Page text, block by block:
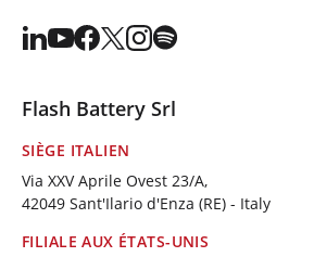
Flash Battery Srl
SIÈGE ITALIEN
Via XXV Aprile Ovest 23/A,
42049 Sant'Ilario d'Enza (RE) - Italy
FILIALE AUX ÉTATS-UNIS